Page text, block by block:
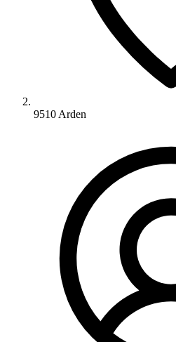
9510 Arden